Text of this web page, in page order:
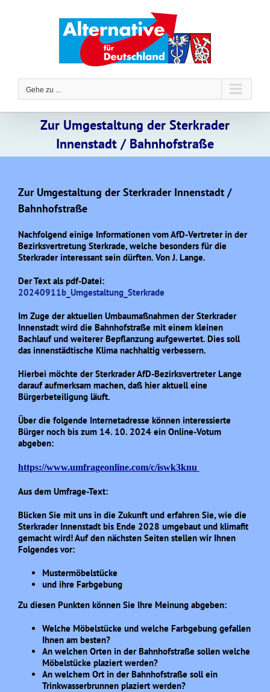
Gehe zu ...
Zur Umgestaltung der Sterkrader
Innenstadt / Bahnhofstraße
Zur Umgestaltung der Sterkrader Innenstadt /
Bahnhofstraße
Nachfolgend einige Informationen vom AfD-Vertreter in der
Bezirksvertretung Sterkrade, welche besonders für die
Sterkrader interessant sein dürften. Von J. Lange.
Der Text als pdf-Datei:
20240911b_Umgestaltung_Sterkrade
Im Zuge der aktuellen Umbaumaßnahmen der Sterkrader
Innenstadt wird die Bahnhofstraße mit einem kleinen
Bachlauf und weiterer Bepflanzung aufgewertet. Dies soll
das innenstädtische Klima nachhaltig verbessern.
Hierbei möchte der Sterkrader AfD-Bezirksvertreter Lange
darauf aufmerksam machen, daß hier aktuell eine
Bürgerbeteiligung läuft.
Über die folgende Internetadresse können interessierte
Bürger noch bis zum 14. 10. 2024 ein Online-Votum
abgeben:
https://www.umfrageonline.com/c/iswk3knu
Aus dem Umfrage-Text:
Blicken Sie mit uns in die Zukunft und erfahren Sie, wie die
Sterkrader Innenstadt bis Ende 2028 umgebaut und klimafit
gemacht wird! Auf den nächsten Seiten stellen wir Ihnen
Folgendes vor:
Mustermöbelstücke
und ihre Farbgebung
Zu diesen Punkten können Sie Ihre Meinung abgeben:
Welche Möbelstücke und welche Farbgebung gefallen
Ihnen am besten?
An welchen Orten in der Bahnhofstraße sollen welche
Möbelstücke plaziert werden?
An welchem Ort in der Bahnhofstraße soll ein
Trinkwasserbrunnen plaziert werden?